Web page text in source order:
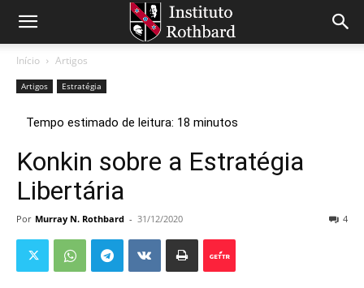
Início Artigos
Artigos Estratégia
Konkin sobre a Estratégia
Libertária
Por Murray N. Rothbard - 31/12/2020 4